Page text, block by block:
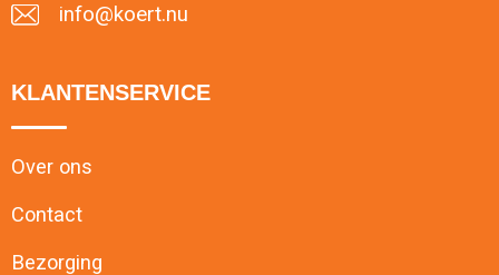
info@koert.nu
KLANTENSERVICE
Over ons
Contact
Bezorging